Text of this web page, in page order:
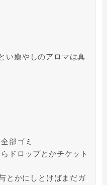
い癒やしのアロマは真
部ゴミ
ドロップとかチケット
とかにしとけばまだガ